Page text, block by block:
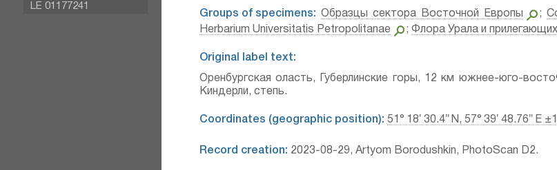
LE 01177241
Groups of specimens: Образцы сектора Восточной Европы ;
Herbarium Universitatis Petropolitanae
;Флора Урала и
Original label text:
Оренбургская оласть, Губерлинские горы, 12 км южнее-юго-
Киндерли, степь.
Coordinates (geographic position): 51° 18′ 30.4″ N, 57° 39′ 48.76″ E
Record creation: 2023-08-29, Artyom Borodushkin, PhotoScan D2.